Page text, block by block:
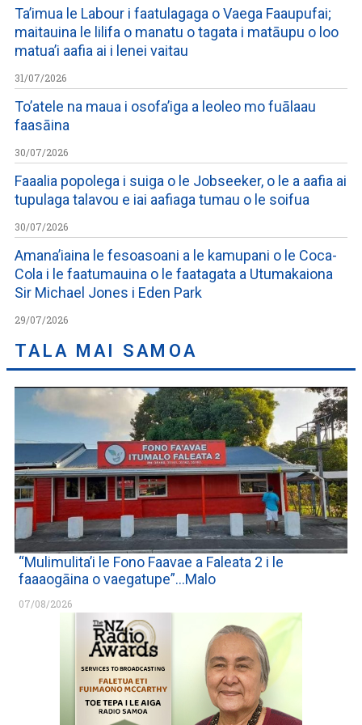
Ta’imua le Labour i faatulagaga o Vaega Faaupufai;
maitauina le lilifa o manatu o tagata i matāupu o loo
matua’i aafia ai i lenei vaitau
31/07/2026
To’atele na maua i osofa’iga a leoleo mo fuālaau
faasāina
30/07/2026
Faaalia popolega i suiga o le Jobseeker, o le a aafia ai
tupulaga talavou e iai aafiaga tumau o le soifua
30/07/2026
Amana’iaina le fesoasoani a le kamupani o le Coca-
Cola i le faatumauina o le faatagata a Utumakaiona
Sir Michael Jones i Eden Park
29/07/2026
TALA MAI SAMOA
“Mulimulita’i le Fono Faavae a Faleata 2 i le
faaaogāina o vaegatupe”…Malo
07/08/2026